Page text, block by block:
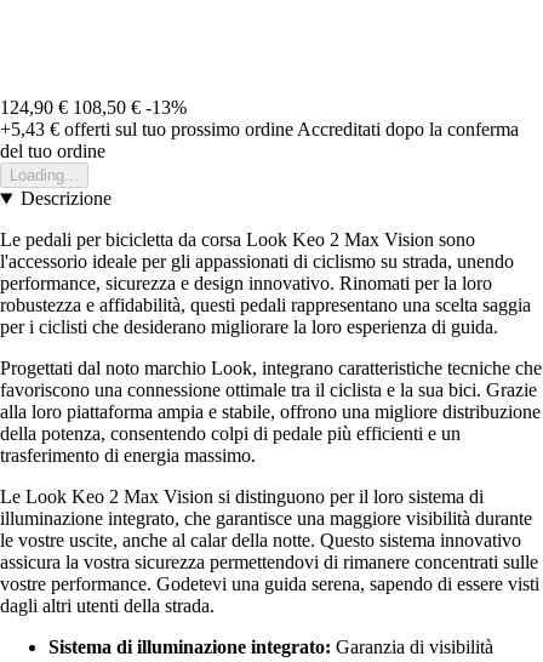
124,90 € 108,50 € -13%
+5,43 € offerti sul tuo prossimo ordine Accreditati dopo la conferma
del tuo ordine
Loading...
Descrizione
Le pedali per bicicletta da corsa Look Keo 2 Max Vision sono
l'accessorio ideale per gli appassionati di ciclismo su strada, unendo
performance, sicurezza e design innovativo. Rinomati per la loro
robustezza e affidabilità, questi pedali rappresentano una scelta saggia
per i ciclisti che desiderano migliorare la loro esperienza di guida.
Progettati dal noto marchio Look, integrano caratteristiche tecniche che
favoriscono una connessione ottimale tra il ciclista e la sua bici. Grazie
alla loro piattaforma ampia e stabile, offrono una migliore distribuzione
della potenza, consentendo colpi di pedale più efficienti e un
trasferimento di energia massimo.
Le Look Keo 2 Max Vision si distinguono per il loro sistema di
illuminazione integrato, che garantisce una maggiore visibilità durante
le vostre uscite, anche al calar della notte. Questo sistema innovativo
assicura la vostra sicurezza permettendovi di rimanere concentrati sulle
vostre performance. Godetevi una guida serena, sapendo di essere visti
dagli altri utenti della strada.
Sistema di illuminazione integrato: Garanzia di visibilità